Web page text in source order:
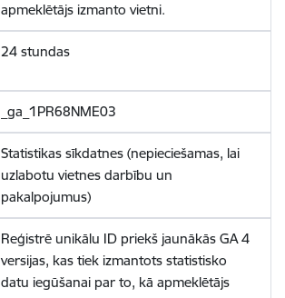
apmeklētājs izmanto vietni.
24 stundas
_ga_1PR68NME03
Statistikas sīkdatnes (nepieciešamas, lai
uzlabotu vietnes darbību un
pakalpojumus)
Reģistrē unikālu ID priekš jaunākās GA 4
versijas, kas tiek izmantots statistisko
datu iegūšanai par to, kā apmeklētājs